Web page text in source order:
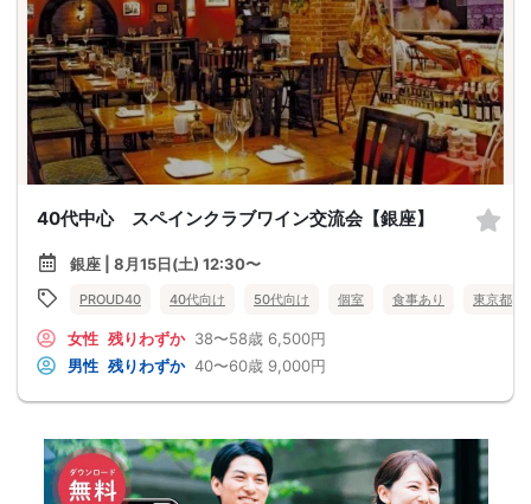
40代中心 スペインクラブワイン交流会【銀座】
銀座 | 8月15日(土) 12:30〜
PROUD40 40代向け 50代向け 個室 食事あり 東京都
女性 残りわずか 38〜58歳 6,500円
男性 残りわずか 40〜60歳 9,000円